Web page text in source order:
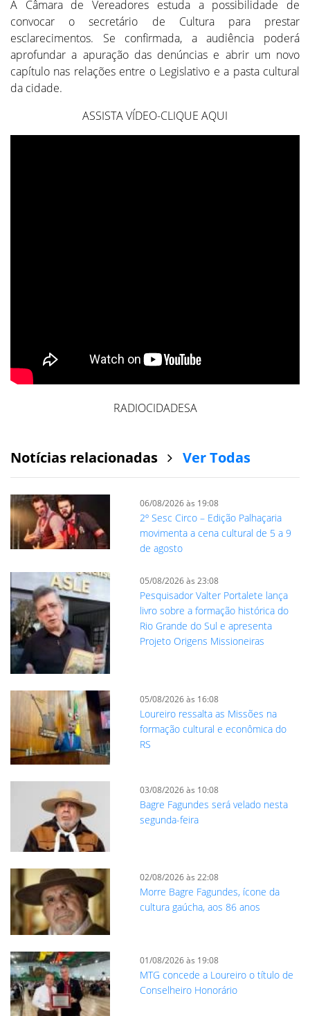
A Câmara de Vereadores estuda a possibilidade de
convocar o secretário de Cultura para prestar
esclarecimentos. Se confirmada, a audiência poderá
aprofundar a apuração das denúncias e abrir um novo
capítulo nas relações entre o Legislativo e a pasta cultural
da cidade.
ASSISTA VÍDEO-CLIQUE AQUI
RADIOCIDADESA
Notícias relacionadas Ver Todas
06/08/2026 às 19:08
2º Sesc Circo – Edição Palhaçaria
movimenta a cena cultural de 5 a 9
de agosto
05/08/2026 às 23:08
Pesquisador Valter Portalete lança
livro sobre a formação histórica do
Rio Grande do Sul e apresenta
Projeto Origens Missioneiras
05/08/2026 às 16:08
Loureiro ressalta as Missões na
formação cultural e econômica do
RS
03/08/2026 às 10:08
Bagre Fagundes será velado nesta
segunda-feira
02/08/2026 às 22:08
Morre Bagre Fagundes, ícone da
cultura gaúcha, aos 86 anos
01/08/2026 às 19:08
MTG concede a Loureiro o título de
Conselheiro Honorário